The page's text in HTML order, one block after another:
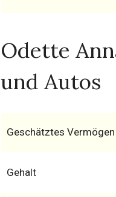
Odette
und Autos
Geschätztes Vermögen
Gehalt